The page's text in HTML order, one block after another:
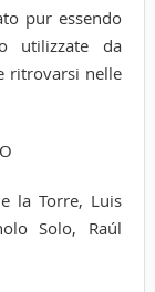
pur essendo
utilizzate da
ritrovarsi nelle
la Torre, Luis
Solo, Raúl